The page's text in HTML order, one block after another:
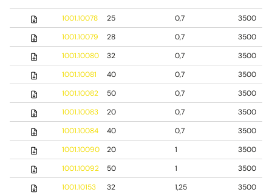
1001.10078 25 0,7
3500
1001.10079
28 0,7
3500
1001.10080
32 0,7
3500
1001.10081
40 0,7
3500
1001.10082
50 0,7
3500
1001.10083
20 0,7
3500
1001.10084
40 0,7
3500
1001.10090
20 1
3500
1001.10092
50 1
3500
1001.10153
32 1,25
3500